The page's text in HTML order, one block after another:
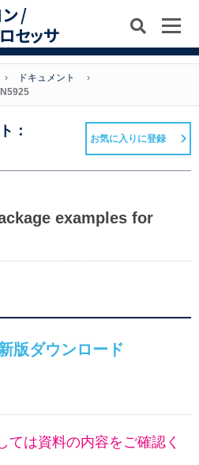
/
セッサ
ドキュメント
：
お気に入りに登録
examples for
版ダウンロード
は資料の内容をご確認く